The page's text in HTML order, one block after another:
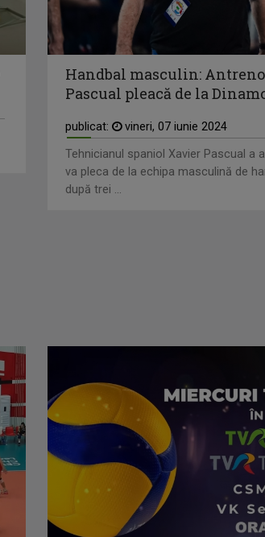
Handbal masculin:
Pascual pleacă de la
publicat:
vineri, 07 iunie 2024
Tehnicianul spaniol Xavier Pascual a
va pleca de la echipa masculină de
după trei ...